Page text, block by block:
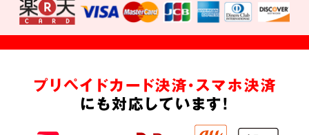
プリペイドカード決済・スマホ決済
にも対応しています!